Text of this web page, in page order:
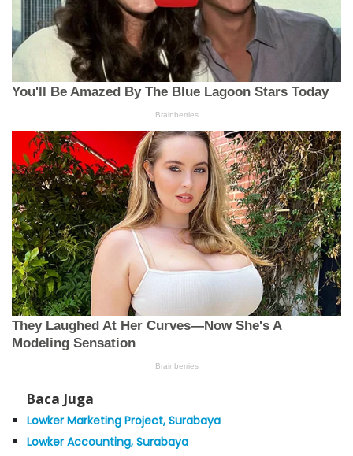
Baca Juga
Lowker Marketing Project, Surabaya
Lowker Accounting, Surabaya